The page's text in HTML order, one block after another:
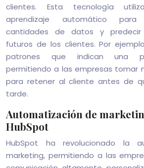
clientes. Esta tecnología
aprendizaje automático
cantidades de datos y predecir
futuros de los clientes. Por
patrones que indican una
permitiendo a las empresas tomar
para retener al cliente antes de
tarde.
Automatización de
HubSpot
HubSpot ha revolucionado la
marketing, permitiendo a las